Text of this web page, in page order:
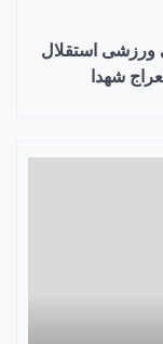
ورزشی استقلال
شهدا